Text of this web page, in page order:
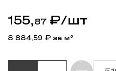
155,87 ₽/шт
8 884,59 ₽ за м²